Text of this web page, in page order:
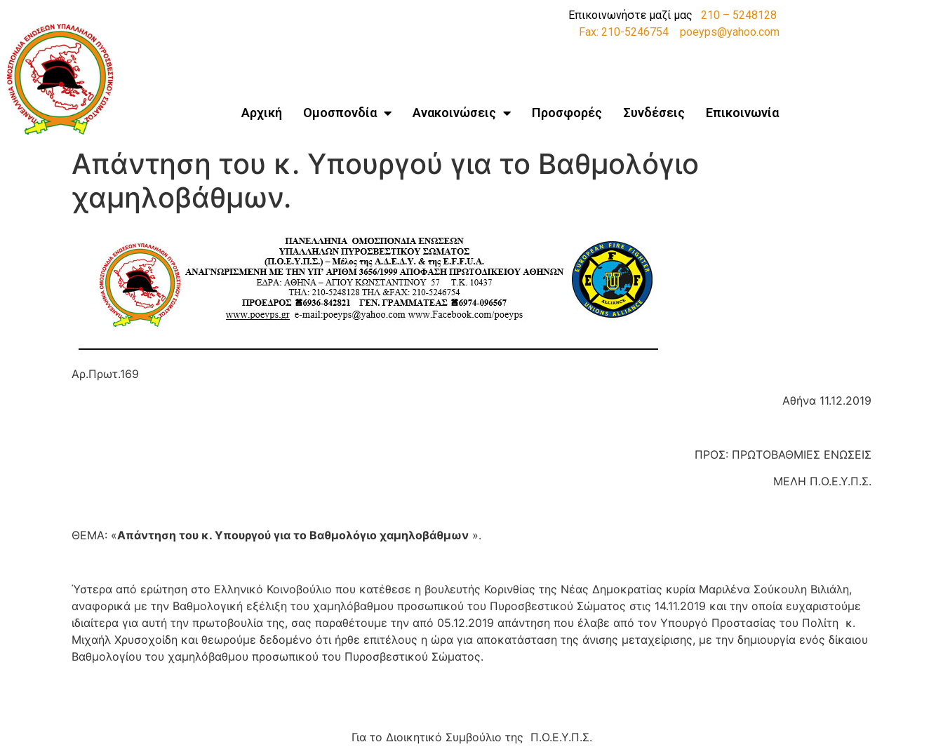
Επικοινωνήστε μαζί μας 210 – 5248128
Fax: 210-5246754
poeyps@yahoo.com
Αρχική Ομοσπονδία Ανακοινώσεις Προσφορές Συνδέσεις Επικοινωνία
Απάντηση του κ. Υπουργού για το Βαθμολόγιο
χαμηλοβάθμων.
Aρ.Πρωτ.169
Αθήνα 11.12.2019
ΠΡΟΣ: ΠΡΩΤΟΒΑΘΜΙΕΣ ΕΝΩΣΕΙΣ
ΜΕΛΗ Π.Ο.Ε.Υ.Π.Σ.
ΘΕΜΑ: «Απάντηση του κ. Υπουργού για το Βαθμολόγιο χαμηλοβάθμων ».
Ύστερα από ερώτηση στο Ελληνικό Κοινοβούλιο που κατέθεσε η βουλευτής Κορινθίας της Νέας Δημοκρατίας κυρία Μαριλένα Σούκουλη Βιλιάλη,
αναφορικά με την Βαθμολογική εξέλιξη του χαμηλόβαθμου προσωπικού του Πυροσβεστικού Σώματος στις 14.11.2019 και την οποία ευχαριστούμε
ιδιαίτερα για αυτή την πρωτοβουλία της, σας παραθέτουμε την από 05.12.2019 απάντηση που έλαβε από τον Υπουργό Προστασίας του Πολίτη κ.
Μιχαήλ Χρυσοχοίδη και θεωρούμε δεδομένο ότι ήρθε επιτέλους η ώρα για αποκατάσταση της άνισης μεταχείρισης, με την δημιουργία ενός δίκαιου
Βαθμολογίου του χαμηλόβαθμου προσωπικού του Πυροσβεστικού Σώματος.
Για το Διοικητικό Συμβούλιο της Π.Ο.Ε.Υ.Π.Σ.